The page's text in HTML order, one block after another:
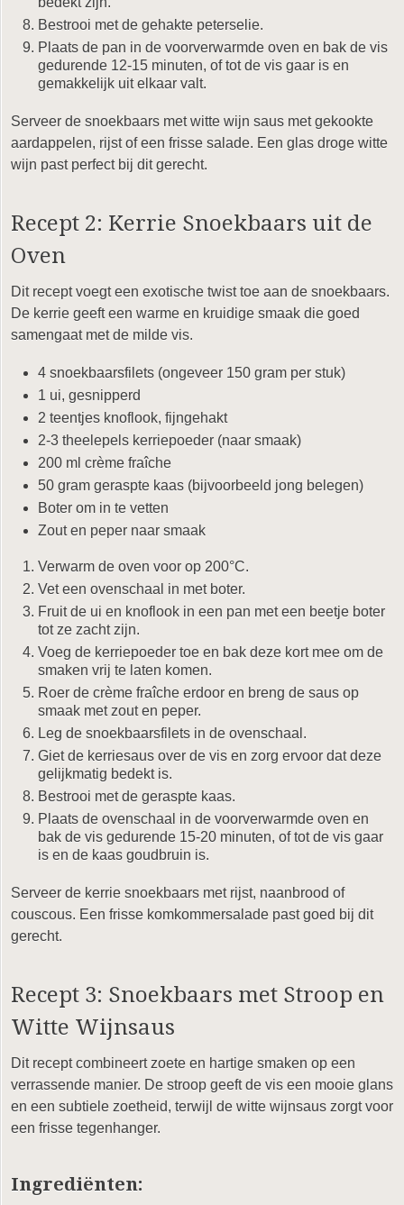
Bestrooi met de gehakte peterselie.
Plaats de pan in de voorverwarmde oven en bak de vis
gedurende 12-15 minuten, of tot de vis gaar is en
gemakkelijk uit elkaar valt.
Serveer de snoekbaars met witte wijn saus met gekookte
aardappelen, rijst of een frisse salade. Een glas droge witte
wijn past perfect bij dit gerecht.
Recept 2: Kerrie Snoekbaars uit de
Oven
Dit recept voegt een exotische twist toe aan de snoekbaars.
De kerrie geeft een warme en kruidige smaak die goed
samengaat met de milde vis.
4 snoekbaarsfilets (ongeveer 150 gram per stuk)
1 ui, gesnipperd
2 teentjes knoflook, fijngehakt
2-3 theelepels kerriepoeder (naar smaak)
200 ml crème fraîche
50 gram geraspte kaas (bijvoorbeeld jong belegen)
Boter om in te vetten
Zout en peper naar smaak
Verwarm de oven voor op 200°C.
Vet een ovenschaal in met boter.
Fruit de ui en knoflook in een pan met een beetje boter
tot ze zacht zijn.
Voeg de kerriepoeder toe en bak deze kort mee om de
smaken vrij te laten komen.
Roer de crème fraîche erdoor en breng de saus op
smaak met zout en peper.
Leg de snoekbaarsfilets in de ovenschaal.
Giet de kerriesaus over de vis en zorg ervoor dat deze
gelijkmatig bedekt is.
Bestrooi met de geraspte kaas.
Plaats de ovenschaal in de voorverwarmde oven en
bak de vis gedurende 15-20 minuten, of tot de vis gaar
is en de kaas goudbruin is.
Serveer de kerrie snoekbaars met rijst, naanbrood of
couscous. Een frisse komkommersalade past goed bij dit
gerecht.
Recept 3: Snoekbaars met Stroop en
Witte Wijnsaus
Dit recept combineert zoete en hartige smaken op een
verrassende manier. De stroop geeft de vis een mooie glans
en een subtiele zoetheid, terwijl de witte wijnsaus zorgt voor
een frisse tegenhanger.
Ingrediënten: